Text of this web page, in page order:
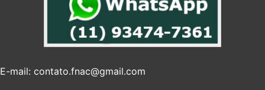
E-mail: contato.fnac@gmail.com